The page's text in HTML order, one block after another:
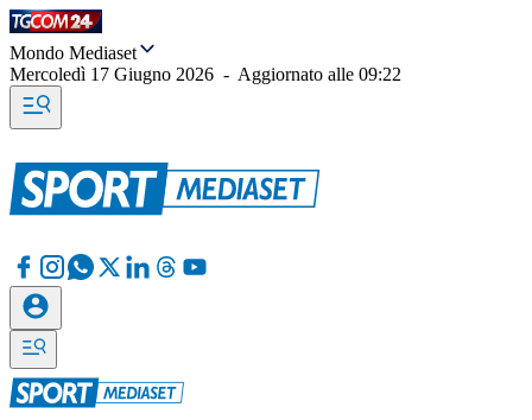
Mondo Mediaset
Mercoledì 17 Giugno 2026 - Aggiornato alle 09:22